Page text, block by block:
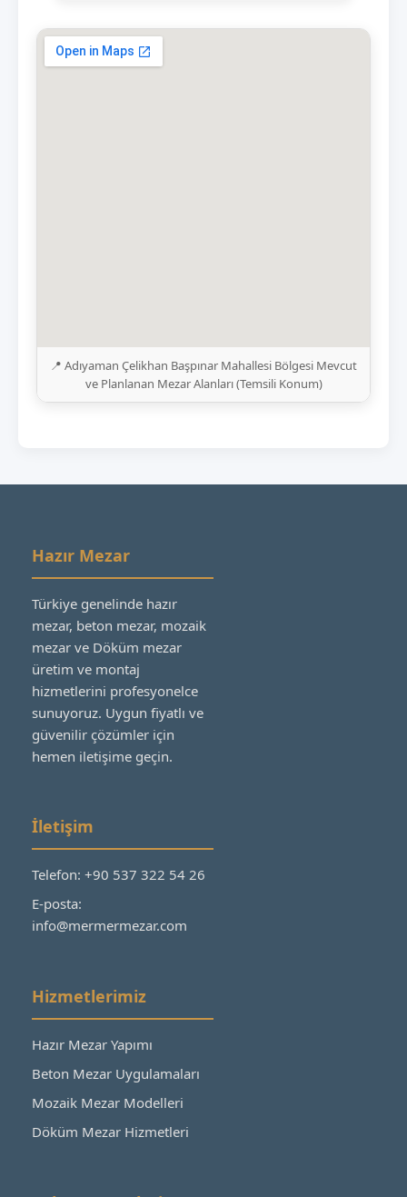
📍 Adıyaman Çelikhan Başpınar Mahallesi Bölgesi Mevcut
ve Planlanan Mezar Alanları (Temsili Konum)
Hazır Mezar
Türkiye genelinde hazır
mezar, beton mezar, mozaik
mezar ve Döküm mezar
üretim ve montaj
hizmetlerini profesyonelce
sunuyoruz. Uygun fiyatlı ve
güvenilir çözümler için
hemen iletişime geçin.
İletişim
Telefon: +90 537 322 54 26
E-posta:
info@mermermezar.com
Hizmetlerimiz
Hazır Mezar Yapımı
Beton Mezar Uygulamaları
Mozaik Mezar Modelleri
Döküm Mezar Hizmetleri